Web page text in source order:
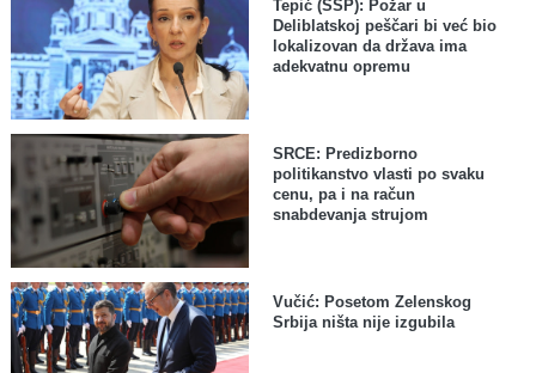
Tepić (SSP): Požar u
Deliblatskoj peščari bi već bio
lokalizovan da država ima
adekvatnu opremu
SRCE: Predizborno
politikanstvo vlasti po svaku
cenu, pa i na račun
snabdevanja strujom
Vučić: Posetom Zelenskog
Srbija ništa nije izgubila